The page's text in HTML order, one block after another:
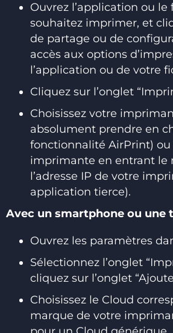
Ouvrez l’application ou
souhaitez imprimer, et
de partage ou de
accès aux options
l’application ou de votre
Cliquez sur l’onglet
Choisissez votre
absolument prendre en
fonctionnalité AirPrint) ou
imprimante en entrant le
l’adresse IP de votre
application tierce).
Avec un smartphone ou une
Ouvrez les paramètres
Sélectionnez l’onglet
cliquez sur l’onglet
Choisissez le Cloud
marque de votre